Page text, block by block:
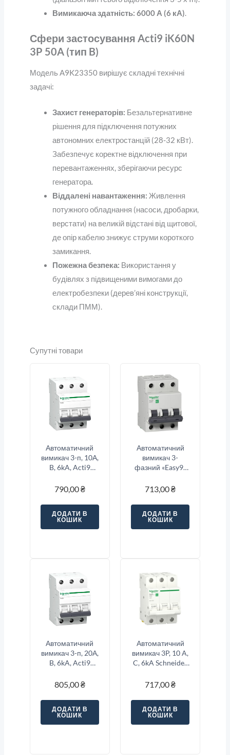
Вимикаюча здатність: 6000 А (6 кА).
Сфери застосування Acti9 iK60N
3P 50A (тип B)
Модель A9K23350 вирішує складні технічні
задачі:
Захист генераторів: Безальтернативне
рішення для підключення потужних
автономних електростанцій (28-32 кВт).
Забезпечує коректне відключення при
перевантаженнях, зберігаючи ресурс
генератора.
Віддалені навантаження: Живлення
потужного обладнання (насоси, дробарки,
верстати) на великій відстані від щитової,
де опір кабелю знижує струми короткого
замикання.
Пожежна безпека: Використання у
будівлях з підвищеними вимогами до
електробезпеки (дерев’яні конструкції,
склади ПММ).
Супутні товари
Автоматичний
вимикач 3-п, 10А,
B, 6kA, Acti9
Electric
790,00₴
ДОДАТИ В
КОШИК
Автоматичний
вимикач 3-
фазний «Easy9»
«B»
713,00₴
ДОДАТИ В
КОШИК
Автоматичний
вимикач 3-п, 20А,
B, 6kA, Acti9
Electric
805,00₴
ДОДАТИ В
КОШИК
Автоматичний
вимикач 3P, 10 A,
C, 6kA Schneider
717,00₴
ДОДАТИ В
КОШИК